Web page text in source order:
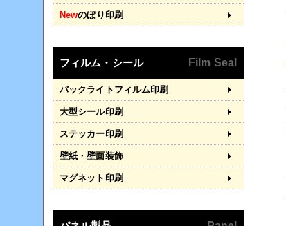
Newのぼり印刷
フィルム・シール Film Seal
バックライトフィルム印刷
大型シール印刷
ステッカー印刷
壁紙・壁面装飾
マグネット印刷